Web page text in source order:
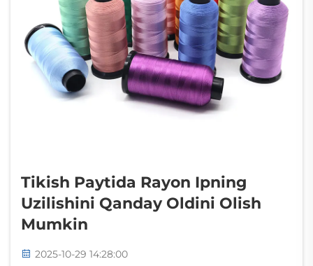
Tikish Paytida Rayon Ipning
Uzilishini Qanday Oldini Olish
Mumkin
2025-10-29 14:28:00